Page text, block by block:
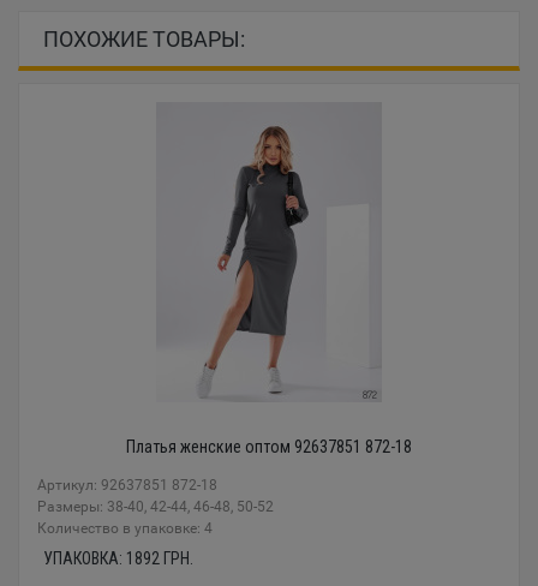
ПОХОЖИЕ ТОВАРЫ:
Платья женские оптом 92637851 872-18
Артикул: 92637851 872-18
Размеры: 38-40, 42-44, 46-48, 50-52
Количество в упаковке: 4
УПАКОВКА: 1892 ГРН.